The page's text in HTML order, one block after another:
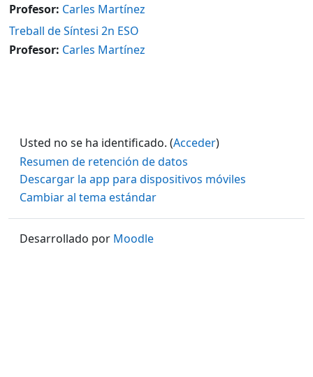
Profesor: Carles Martínez
Treball de Síntesi 2n ESO
Profesor: Carles Martínez
Usted no se ha identificado. (Acceder)
Resumen de retención de datos
Descargar la app para dispositivos móviles
Cambiar al tema estándar
Desarrollado por Moodle